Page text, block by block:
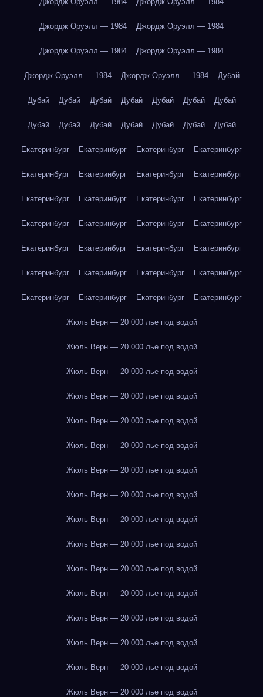
Джордж Оруэлл — 1984 Джордж Оруэлл — 1984
Джордж Оруэлл — 1984 Джордж Оруэлл — 1984
Джордж Оруэлл — 1984 Джордж Оруэлл — 1984 Дубай
Дубай Дубай Дубай Дубай Дубай Дубай Дубай
Дубай Дубай Дубай Дубай Дубай Дубай Дубай
Екатеринбург Екатеринбург Екатеринбург Екатеринбург
Екатеринбург Екатеринбург Екатеринбург Екатеринбург
Екатеринбург Екатеринбург Екатеринбург Екатеринбург
Екатеринбург Екатеринбург Екатеринбург Екатеринбург
Екатеринбург Екатеринбург Екатеринбург Екатеринбург
Екатеринбург Екатеринбург Екатеринбург Екатеринбург
Екатеринбург Екатеринбург Екатеринбург Екатеринбург
Жюль Верн — 20 000 лье под водой
Жюль Верн — 20 000 лье под водой
Жюль Верн — 20 000 лье под водой
Жюль Верн — 20 000 лье под водой
Жюль Верн — 20 000 лье под водой
Жюль Верн — 20 000 лье под водой
Жюль Верн — 20 000 лье под водой
Жюль Верн — 20 000 лье под водой
Жюль Верн — 20 000 лье под водой
Жюль Верн — 20 000 лье под водой
Жюль Верн — 20 000 лье под водой
Жюль Верн — 20 000 лье под водой
Жюль Верн — 20 000 лье под водой
Жюль Верн — 20 000 лье под водой
Жюль Верн — 20 000 лье под водой
Жюль Верн — 20 000 лье под водой